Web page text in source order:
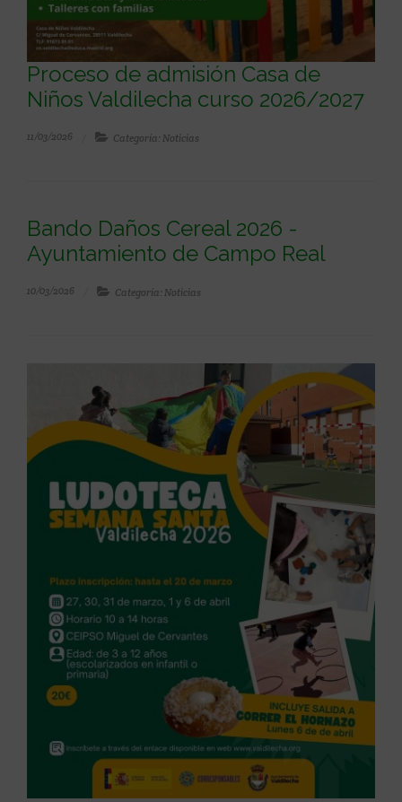
Proceso de admisión Casa de
Niños Valdilecha curso 2026/2027
11/03/2026 Categoría: Noticias
Bando Daños Cereal 2026 -
Ayuntamiento de Campo Real
10/03/2026 Categoría: Noticias